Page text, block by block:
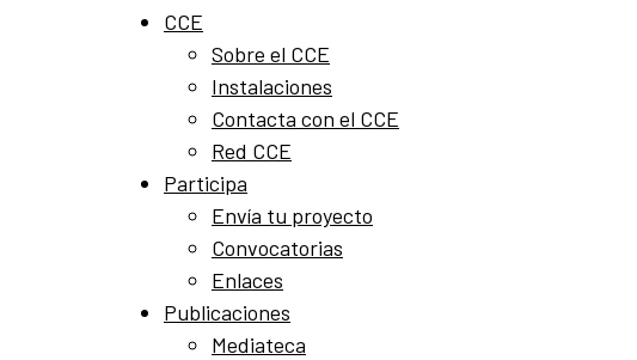
CCE
Sobre el CCE
Instalaciones
Contacta con el CCE
Red CCE
Participa
Envía tu proyecto
Convocatorias
Enlaces
Publicaciones
Mediateca